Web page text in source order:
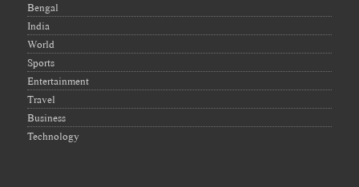
Bengal
India
World
Sports
Entertainment
Travel
Business
Technology